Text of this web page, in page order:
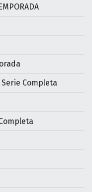
Completa